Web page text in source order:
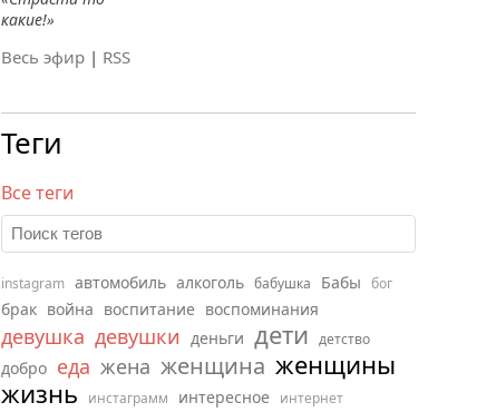
какие!»
Весь эфир | RSS
Теги
Все теги
instagram автомобиль алкоголь бабушка Бабы бог
брак война воспитание воспоминания
девушка девушки деньги дети детство
добро еда жена женщина женщины
жизнь
инстаграмм интересное интернет